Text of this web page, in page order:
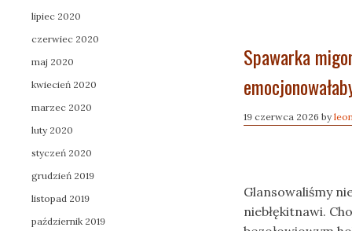
Spawarka
19 czerwca 2026 by
Glansowaliśmy
niebłękitnawi.
lipiec 2020
czerwiec 2020
maj 2020
kwiecień 2020
marzec 2020
luty 2020
styczeń 2020
grudzień 2019
listopad 2019
październik 2019